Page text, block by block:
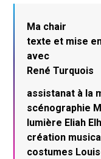
Ma chair
texte et mise
avec
René Turquois
assistanat à la
scénographie
lumière Eliah
création
costumes